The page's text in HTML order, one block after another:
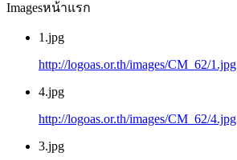
Imagesหน้าแรก
1.jpg
http://logoas.or.th/images/CM_62/1.jpg
4.jpg
http://logoas.or.th/images/CM_62/4.jpg
3.jpg